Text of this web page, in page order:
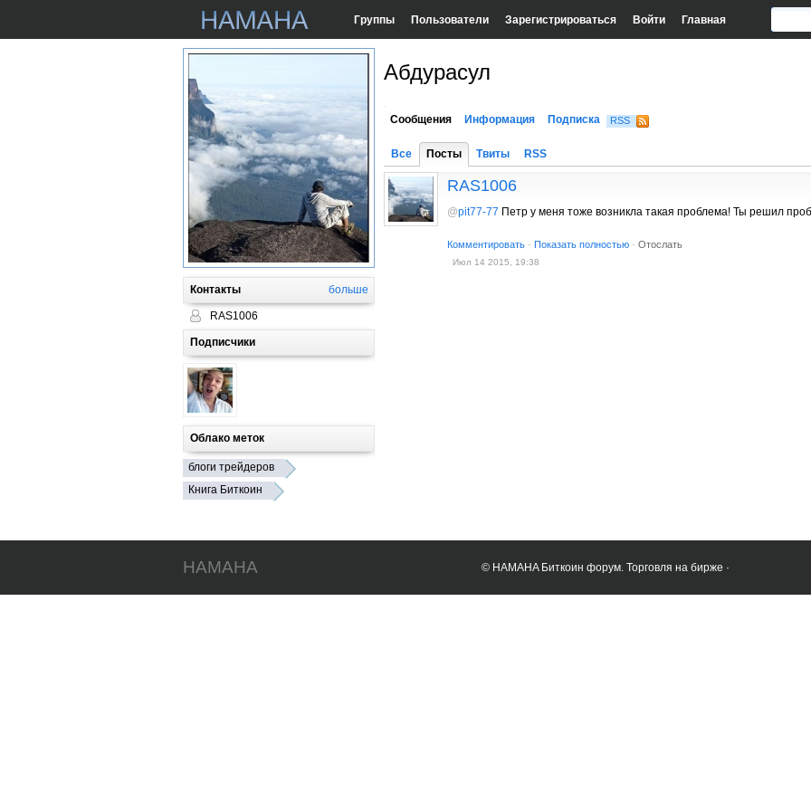
Группы Пользователи Зарегистрироваться Войти Главная
Контакты больше
RAS1006
Подписчики
Облако меток
блоги трейдеров
Книга Биткоин
Абдурасул
Сообщения Информация Подписка RSS
Все Посты Твиты RSS
RAS1006
@pit77-77 Петр у меня тоже возникла такая проблема! Ты решил
Комментировать · Показать полностью · Отослать
Июл 14 2015, 19:38
HAMAHA © HAMAHA Биткоин форум. Торговля на бирже ·